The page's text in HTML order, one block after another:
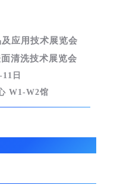
应用技术展览会
清洗技术展览会
日
W1-W2馆